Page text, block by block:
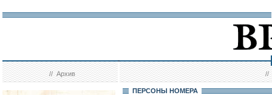
//Архив //
ПЕРСОНЫ НОМЕРА